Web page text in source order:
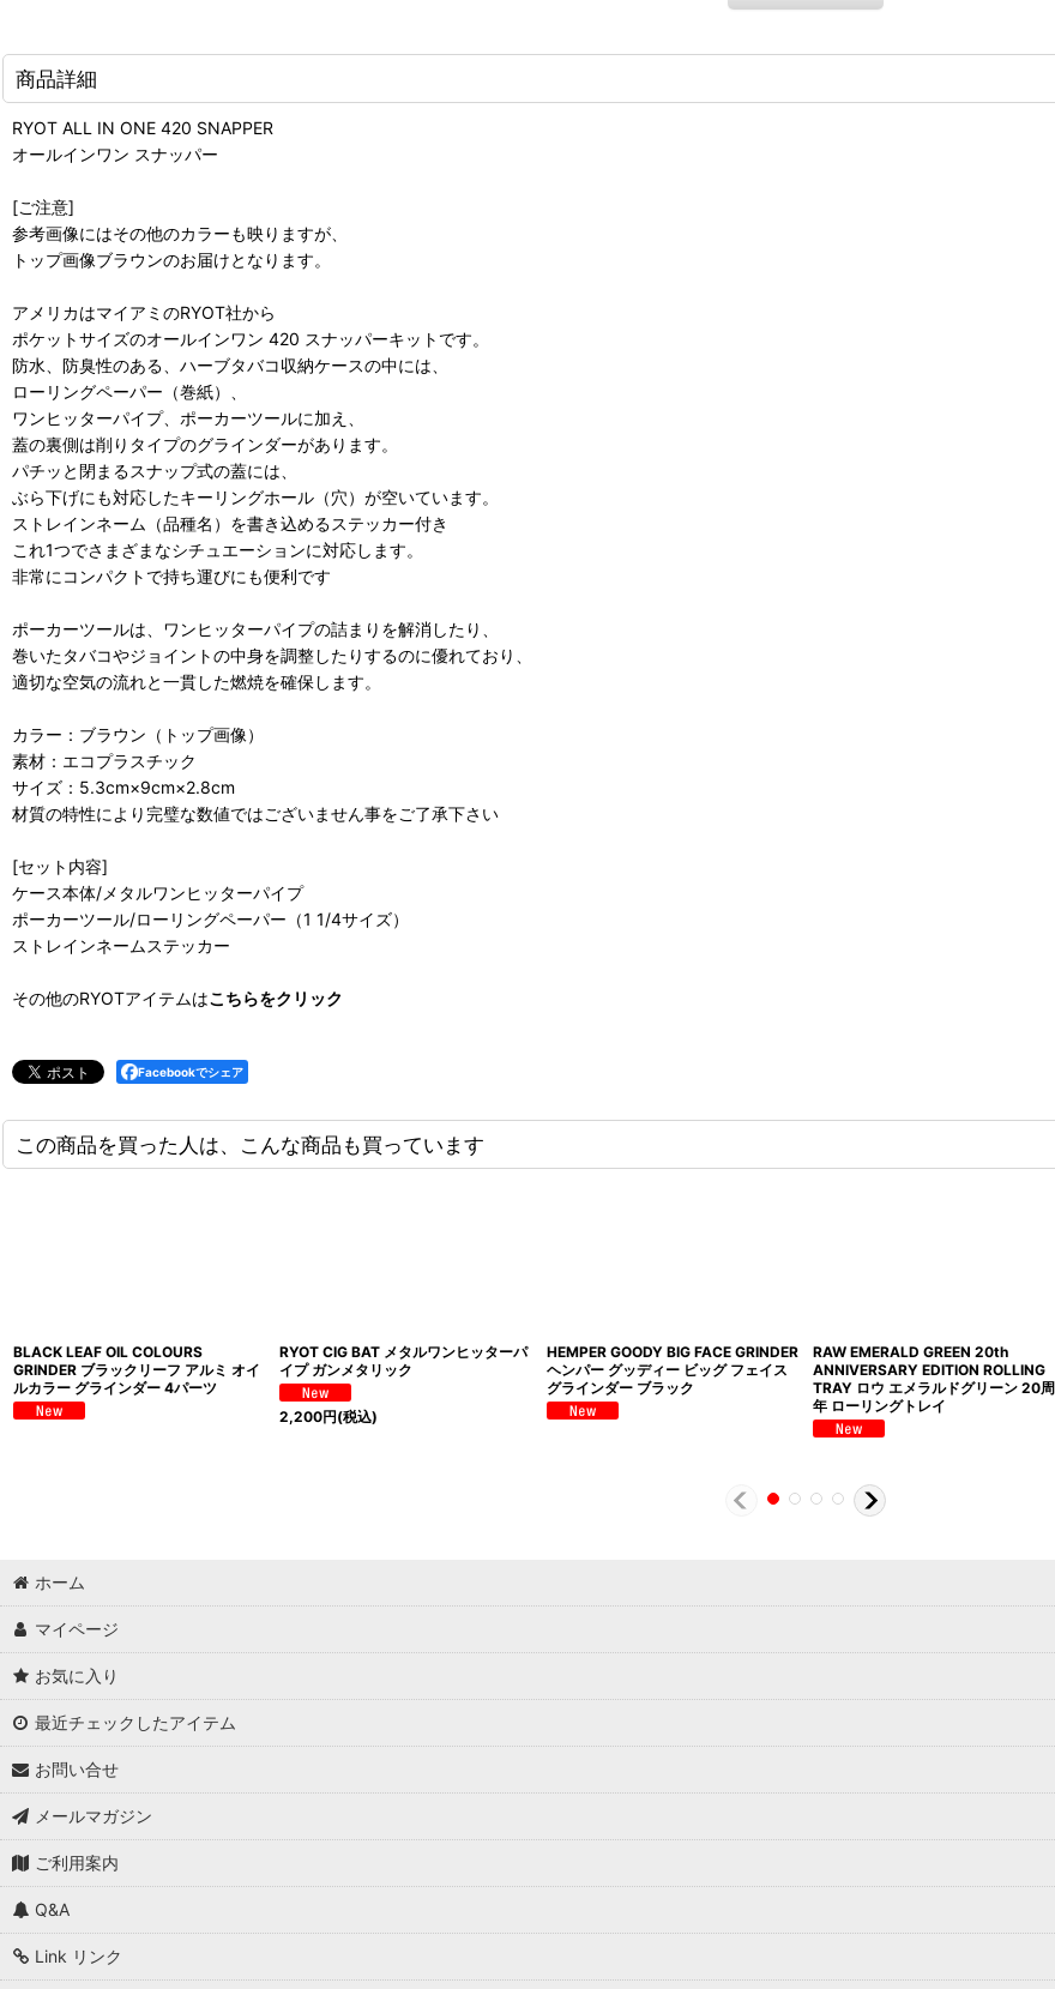
商品詳細
RYOT ALL IN ONE 420 SNAPPER
オールインワン スナッパー
[ご注意]
参考画像にはその他のカラーも映りますが、
トップ画像ブラウンのお届けとなります。
アメリカはマイアミのRYOT社から
ポケットサイズのオールインワン 420 スナッパーキットです。
防水、防臭性のある、ハーブタバコ収納ケースの中には、
ローリングペーパー（巻紙）、
ワンヒッターパイプ、ポーカーツールに加え、
蓋の裏側は削りタイプのグラインダーがあります。
パチッと閉まるスナップ式の蓋には、
ぶら下げにも対応したキーリングホール（穴）が空いています。
ストレインネーム（品種名）を書き込めるステッカー付き
これ1つでさまざまなシチュエーションに対応します。
非常にコンパクトで持ち運びにも便利です
ポーカーツールは、ワンヒッターパイプの詰まりを解消したり、
巻いたタバコやジョイントの中身を調整​​したりするのに優れており、
適切な空気の流れと一貫した燃焼を確保します。
カラー：ブラウン（トップ画像）
素材：エコプラスチック
サイズ：5.3cm×9cm×2.8cm
材質の特性により完璧な数値ではございません事をご了承下さい
[セット内容]
ケース本体/メタルワンヒッターパイプ
ポーカーツール/ローリングペーパー（1 1/4サイズ）
ストレインネームステッカー
その他のRYOTアイテムはこちらをクリック
Facebookでシェア
この商品を買った人は、こんな商品も買っています
BLACK LEAF OIL COLOURS
GRINDER ブラックリーフ アルミ オイ
ルカラー グラインダー 4パーツ
RYOT CIG BAT メタルワンヒッターパ
イプ ガンメタリック
2,200円(税込)
HEMPER GOODY BIG FACE GRINDER
ヘンパー グッディー ビッグ フェイス
グラインダー ブラック
RAW EMERALD GREEN 20th
ANNIVERSARY EDITION ROLLING
TRAY ロウ エメラルドグリーン 20周
年 ローリングトレイ
ホーム
マイページ
お気に入り
最近チェックしたアイテム
お問い合せ
メールマガジン
ご利用案内
Q&A
Link リンク